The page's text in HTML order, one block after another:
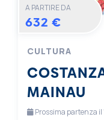
A PARTIRE DA
632 €
CULTURA
MAINAU
Prossima partenza il